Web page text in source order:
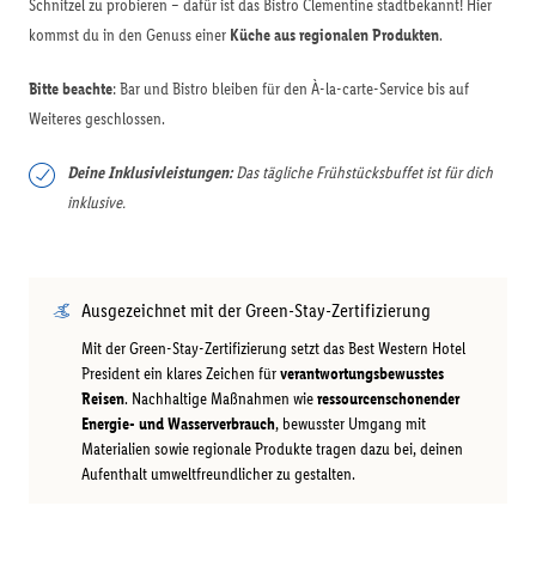
Schnitzel zu probieren – dafür ist das Bistro Clementine stadtbekannt! Hier
kommst du in den Genuss einer Küche aus regionalen Produkten.
Bitte beachte: Bar und Bistro bleiben für den À-la-carte-Service bis auf
Weiteres geschlossen.
Deine Inklusivleistungen:Das tägliche Frühstücksbuffet ist für dich
inklusive.
Ausgezeichnet mit der Green-Stay-Zertifizierung
Mit der Green-Stay-Zertifizierung setzt das Best Western Hotel
President ein klares Zeichen fürverantwortungsbewusstes
Reisen. Nachhaltige Maßnahmen wieressourcenschonender
Energie- und Wasserverbrauch, bewusster Umgang mit
Materialien sowie regionale Produkte tragen dazu bei, deinen
Aufenthalt umweltfreundlicher zu gestalten.